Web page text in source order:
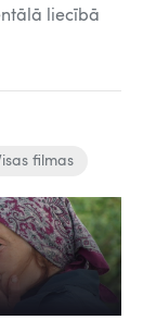
liecībā
filmas